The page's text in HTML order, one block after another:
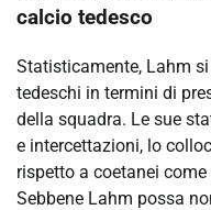
calcio tedesco
Statisticamente, Lahm
tedeschi in termini di
della squadra. Le sue
e intercettazioni, lo
rispetto a coetanei
Sebbene Lahm possa